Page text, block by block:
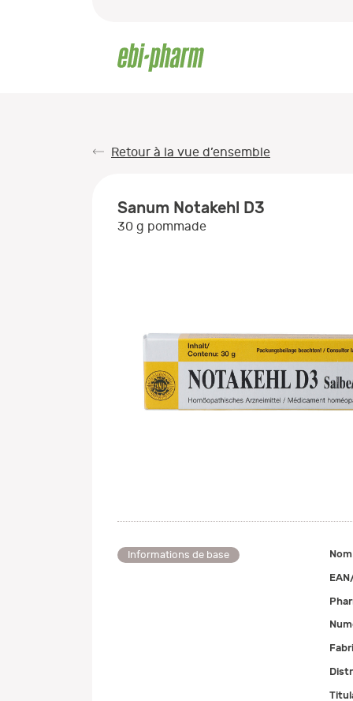
Retour à la vue d’ensemble
Sanum Notakehl D3
30 g pommade
Informations de base Nom